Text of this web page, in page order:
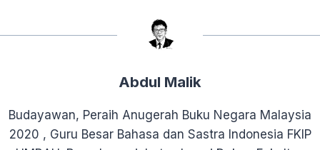
Abdul Malik
Budayawan, Peraih Anugerah Buku Negara Malaysia
2020 , Guru Besar Bahasa dan Sastra Indonesia FKIP